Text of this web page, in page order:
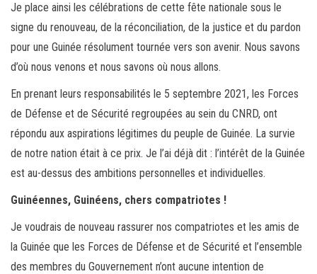
Je place ainsi les célébrations de cette fête nationale sous le
signe du renouveau, de la réconciliation, de la justice et du pardon
pour une Guinée résolument tournée vers son avenir. Nous savons
d’où nous venons et nous savons où nous allons.
En prenant leurs responsabilités le 5 septembre 2021, les Forces
de Défense et de Sécurité regroupées au sein du CNRD, ont
répondu aux aspirations légitimes du peuple de Guinée. La survie
de notre nation était à ce prix. Je l’ai déjà dit : l’intérêt de la Guinée
est au-dessus des ambitions personnelles et individuelles.
Guinéennes, Guinéens, chers compatriotes !
Je voudrais de nouveau rassurer nos compatriotes et les amis de
la Guinée que les Forces de Défense et de Sécurité et l’ensemble
des membres du Gouvernement n’ont aucune intention de